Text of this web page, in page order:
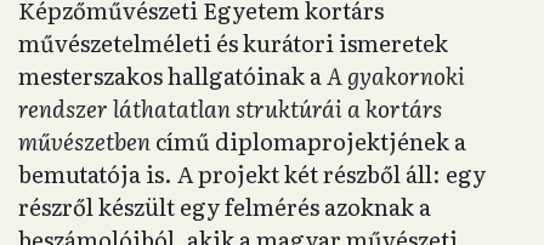
Képzőművészeti Egyetem kortárs
művészetelméleti és kurátori ismeretek
mesterszakos hallgatóinak aA gyakornoki
rendszer láthatatlan struktúrái a kortárs
művészetbencímű diplomaprojektjének a
bemutatója is. A projekt két részből áll: egy
részről készült egy felmérés azoknak a